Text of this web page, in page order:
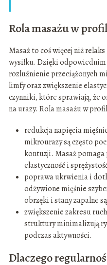
Rola masażu w
Masaż to coś więcej niż
wysiłku. Dzięki
rozluźnienie przeciążonych
limfy oraz zwiększenie
czynniki, które sprawiają, że
na urazy. Rola masażu w
redukcja napięcia
mikrourazy są często
kontuzji. Masaż
elastyczność i
poprawa ukrwienia i
odżywione mięśnie
obrzęki i stany zapalne
zwiększenie zakresu
struktury minimalizują
podczas aktywności.
Dlaczego